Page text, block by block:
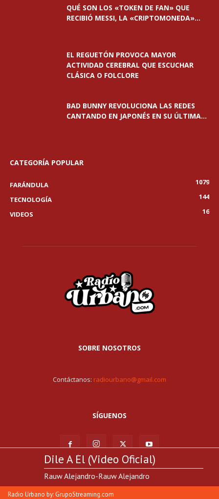
QUÉ SON LOS «TOKEN DE FAN» QUE
RECIBIÓ MESSI, LA «CRIPTOMONEDA»...
EL REGUETÓN PROVOCA MAYOR
ACTIVIDAD CEREBRAL QUE ESCUCHAR
CLÁSICA O FOLCLORE
BAD BUNNY REVOLUCIONA LAS REDES
CANTANDO EN JAPONÉS EN SU ÚLTIMA...
CATEGORÍA POPULAR
FARÁNDULA
1079
TECNOLOGÍA
144
VIDEOS
16
SOBRE NOSOTROS
Contáctanos: radiourbano@gmail.com
SÍGUENOS
© Todos los derechos reservados RadioUrbano.com | Hosting por:
GrupoStreaming.com
Dile A Él (Video Oficial)
Rauw Alejandro-Rauw Alejandro
Radio Urbano by: GrupoStreaming.com